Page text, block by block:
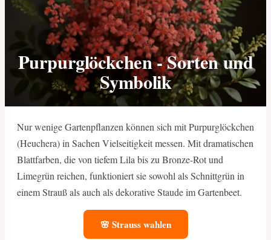
Purpurglöckchen - Sorten und
Symbolik
Nur wenige Gartenpflanzen können sich mit Purpurglöckchen
(Heuchera) in Sachen Vielseitigkeit messen. Mit dramatischen
Blattfarben, die von tiefem Lila bis zu Bronze-Rot und
Limegrün reichen, funktioniert sie sowohl als Schnittgrün in
einem Strauß als auch als dekorative Staude im Gartenbeet.
🌸 Strauss wahlen